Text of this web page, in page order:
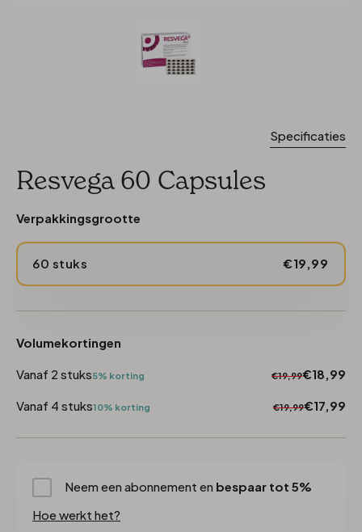
Specificaties
Resvega 60 Capsules
Verpakkingsgrootte
60 stuks €19,99
Volumekortingen
Vanaf 2 stuks5% korting €19,99€18,99
Vanaf 4 stuks10% korting €19,99€17,99
Neem een abonnement en bespaar tot 5%
Hoe werkt het?